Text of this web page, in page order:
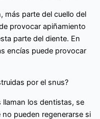
más parte del cuello del
provocar apiñamiento
parte del diente. En
encías puede provocar
por el snus?
llaman los dentistas, se
pueden regenerarse si